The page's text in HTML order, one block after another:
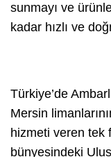
sunmayı ve
kadar hızlı ve
Türkiye’de
Mersin
hizmeti veren tek
bünyesindeki